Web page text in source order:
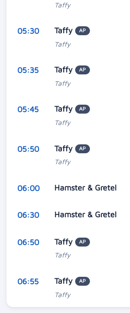
Taffy
05:30 Taffy AP
Taffy
05:35 Taffy AP
Taffy
05:45 Taffy AP
Taffy
05:50 Taffy AP
Taffy
06:00 Hamster & Gretel
06:30 Hamster & Gretel
06:50 Taffy AP
Taffy
06:55 Taffy AP
Taffy